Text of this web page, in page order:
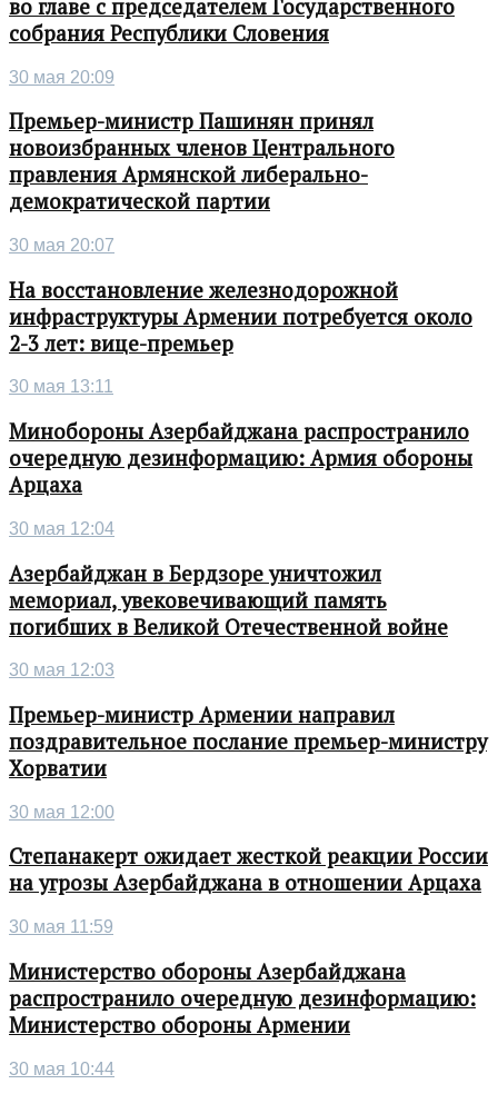
во главе с председателем Государственного
собрания Республики Словения
30 мая 20:09
Премьер-министр Пашинян принял
новоизбранных членов Центрального
правления Армянской либерально-
демократической партии
30 мая 20:07
На восстановление железнодорожной
инфраструктуры Армении потребуется около
2-3 лет: вице-премьер
30 мая 13:11
Минобороны Азербайджана распространило
очередную дезинформацию: Армия обороны
Арцаха
30 мая 12:04
Азербайджан в Бердзоре уничтожил
мемориал, увековечивающий память
погибших в Великой Отечественной войне
30 мая 12:03
Премьер-министр Армении направил
поздравительное послание премьер-министру
Хорватии
30 мая 12:00
Степанакерт ожидает жесткой реакции России
на угрозы Азербайджана в отношении Арцаха
30 мая 11:59
Министерство обороны Азербайджана
распространило очередную дезинформацию:
Министерство обороны Армении
30 мая 10:44